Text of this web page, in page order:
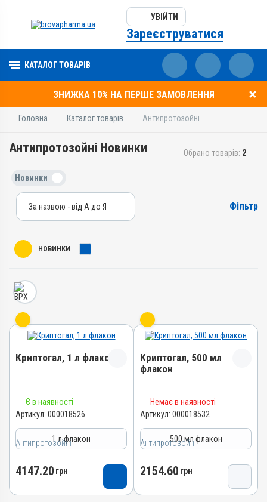
УВІЙТИ
Зареєструватися
КАТАЛОГ ТОВАРІВ
ЗНИЖКА 10% НА ПЕРШЕ ЗАМОВЛЕННЯ
Головна Каталог товарів Антипротозойні
Антипротозойні Новинки Обрано товарів: 2
Новинки
За назвою - від А до Я
За ціною – від дорогих
Фільтр
НОВИНКИ
Антипротозойні
Криптогал, 1 л флакон
000018526
4820012505548
Є в наявності
Артикул: 000018526
1 л флакон
4147.20 грн
Антипротозойні
Криптогал, 500 мл
флакон
000018532
4820012505531
Немає в наявності
Артикул: 000018532
500 мл флакон
2154.60 грн